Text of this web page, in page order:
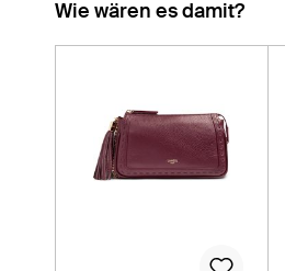
Wie wären es damit?